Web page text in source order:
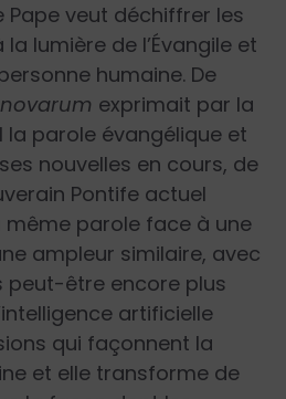
Pape veut déchiffrer les
lumière de l’Évangile et
humaine. De
exprimait par la
la parole évangélique et
nouvelles en cours, de
Pontife actuel
parole face à une
ampleur similaire, avec
peut-être encore plus
artificielle
qui façonnent la
et elle transforme de